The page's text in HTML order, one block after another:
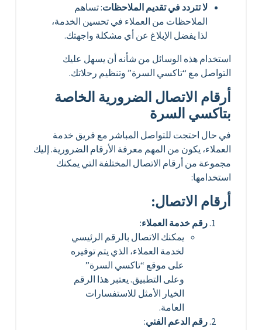
لا تتردد في تقديم الملاحظات: تساهم
الملاحظات من العملاء في تحسين الخدمة،
لذا يفضل الإبلاغ عن أي مشكلة واجهتك.
استخدام هذه الوسائل من شأنه أن يسهل عليك
التواصل مع “تاكسي السرة” وتنظيم رحلاتك.
أرقام الاتصال الضرورية الخاصة
بتاكسي السرة
في حال احتجت للتواصل المباشر مع فريق خدمة
العملاء، يكون من المهم معرفة الأرقام الضرورية. إليك
مجموعة من أرقام الاتصال المختلفة التي يمكنك
استخدامها:
أرقام الاتصال:
رقم خدمة العملاء:
يمكنك الاتصال بالرقم الرئيسي
لخدمة العملاء، الذي يتم توفيره
على موقع “تاكسي السرة”
وعلى التطبيق. يعتبر هذا الرقم
الخيار الأمثل للاستفسارات
العامة.
رقم الدعم الفني